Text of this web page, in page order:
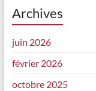
Archives
juin 2026
février 2026
octobre 2025